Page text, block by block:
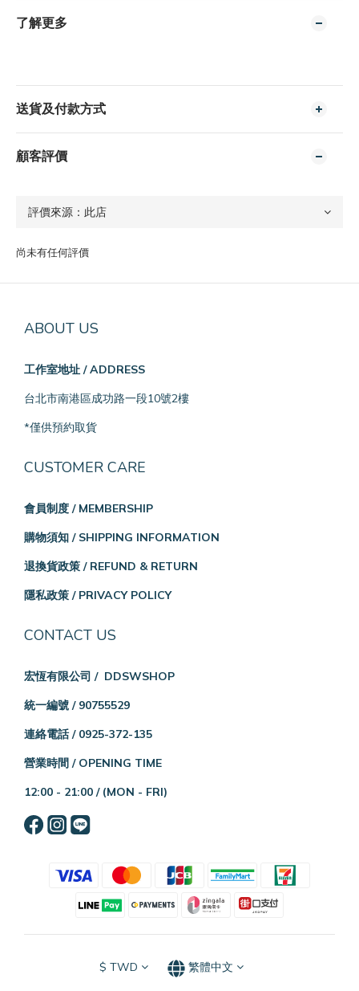
了解更多
送貨及付款方式
顧客評價
尚未有任何評價
ABOUT US
工作室地址 / ADDRESS
台北市南港區成功路一段10號2樓
*僅供預約取貨
CUSTOMER CARE
會員制度 / MEMBERSHIP
購物須知 / SHIPPING INFORMATION
退換貨政策 / REFUND & RETURN
隱私政策 / PRIVACY POLICY
CONTACT US
宏恆有限公司 / DDSWSHOP
統一編號 / 90755529
連絡電話 / 0925-372-135
營業時間 / OPENING TIME
12:00 - 21:00 / (MON - FRI)
$ TWD 繁體中文